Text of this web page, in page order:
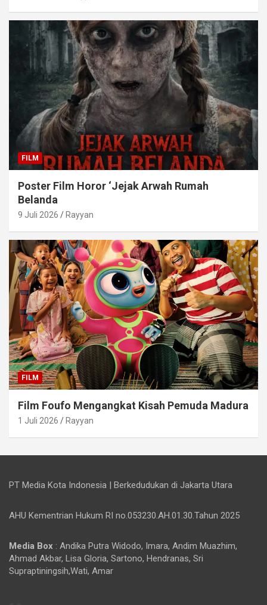
FILM
Poster Film Horor ‘Jejak Arwah Rumah
Belanda
9 Juli 2026 Rayyan
FILM
Film Foufo Mengangkat Kisah Pemuda Madura
1 Juli 2026 Rayyan
PT Media Kota Indonesia | Berkedudukan di Jakarta Utara
AHU Kementrian Hukum RI no.053230.AH.01.30.Tahun 2025
Media Box : Andika Putra Widodo, Imara, Andim Muazhim,
Ahmad Akbar, Lisa Gloria, Sartono, Hendranas, Sri
Supraptiningsih,Wati, Amar